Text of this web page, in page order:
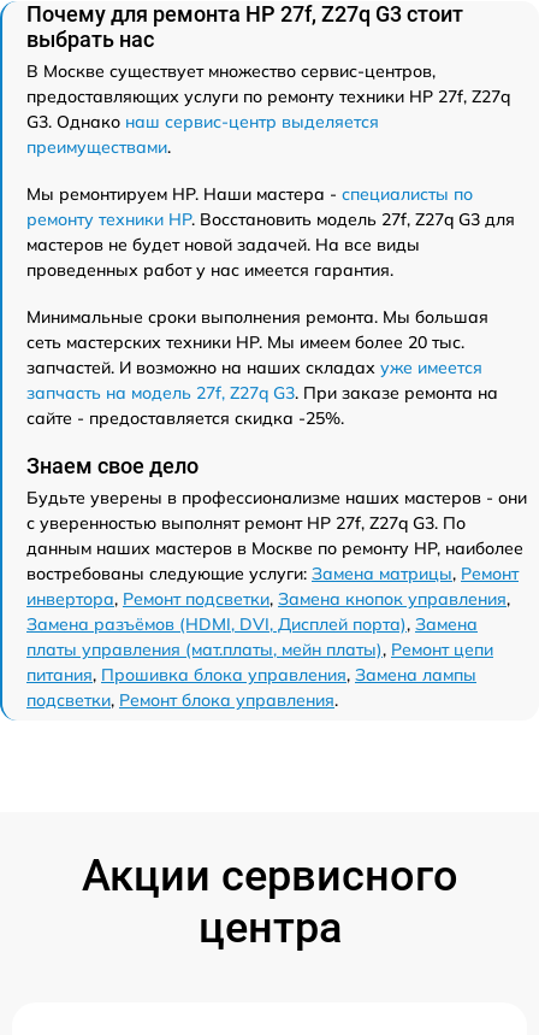
Почему для ремонта HP 27f, Z27q G3 стоит
выбрать нас
В Москве существует множество сервис-центров,
предоставляющих услуги по ремонту техники HP 27f, Z27q
G3. Однако наш сервис-центр выделяется
преимуществами.
Мы ремонтируем HP. Наши мастера - специалисты по
ремонту техники HP. Восстановить модель 27f, Z27q G3 для
мастеров не будет новой задачей. На все виды
проведенных работ у нас имеется гарантия.
Минимальные сроки выполнения ремонта. Мы большая
сеть мастерских техники HP. Мы имеем более 20 тыс.
запчастей. И возможно на наших складах уже имеется
запчасть на модель 27f, Z27q G3. При заказе ремонта на
сайте - предоставляется скидка -25%.
Знаем свое дело
Будьте уверены в профессионализме наших мастеров - они
с уверенностью выполнят ремонт HP 27f, Z27q G3. По
данным наших мастеров в Москве по ремонту HP, наиболее
востребованы следующие услуги: Замена матрицы, Ремонт
инвертора, Ремонт подсветки, Замена кнопок управления,
Замена разъёмов (HDMI, DVI, Дисплей порта), Замена
платы управления (мат.платы, мейн платы), Ремонт цепи
питания, Прошивка блока управления, Замена лампы
подсветки, Ремонт блока управления.
Акции сервисного
центра